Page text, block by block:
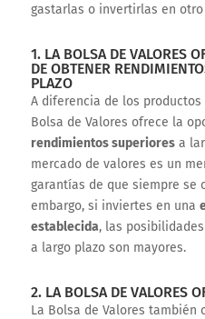
gastarlas o invertirlas en otro
1. LA BOLSA DE VALORES
DE OBTENER
PLAZO
A diferencia de los
Bolsa de Valores ofrece la
rendimientos superioresa
mercado de valores es un
garantías de que siempre se
embargo, si inviertes en una
establecida, las
a largo plazo son mayores.
2. LA BOLSA DE VALORES
La Bolsa de Valores también